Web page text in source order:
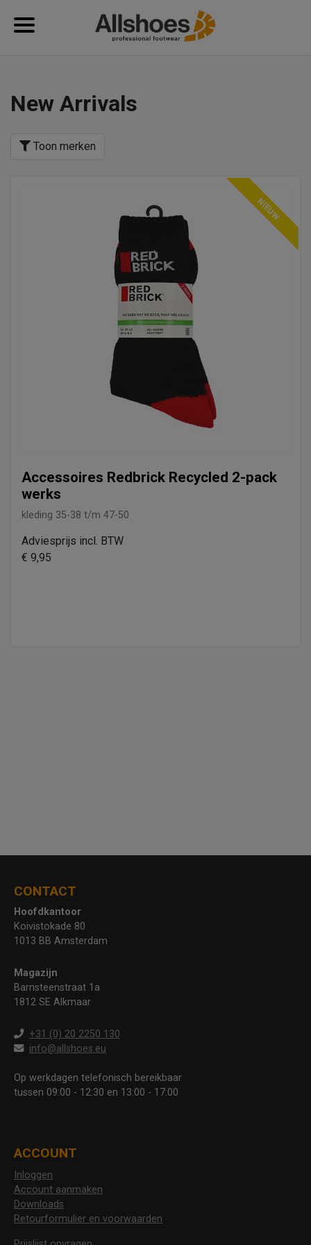
New Arrivals
Toon merken
NIEUW
Accessoires Redbrick Recycled 2-pack
werks
kleding 35-38 t/m 47-50
Adviesprijs incl. BTW
€ 9,95
CONTACT
Hoofdkantoor
Koivistokade 80
1013 BB Amsterdam
Magazijn
Barnsteenstraat 1a
1812 SE Alkmaar
+31 (0) 20 2250 130
info@allshoes.eu
Op werkdagen telefonisch bereikbaar
tussen 09:00 - 12:30 en 13:00 - 17:00
ACCOUNT
Inloggen
Account aanmaken
Downloads
Retourformulier en voorwaarden